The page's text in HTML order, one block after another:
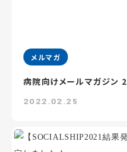
メルマガ
病院向けメールマガジン
2022.02.25